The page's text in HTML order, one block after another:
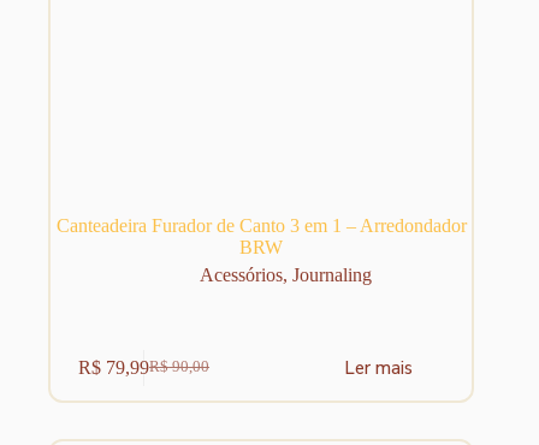
Canteadeira Furador de Canto 3 em 1 – Arredondador
BRW
Acessórios, Journaling
R$90,00
O
preço
R$ 79,99O
preço
Ler mais